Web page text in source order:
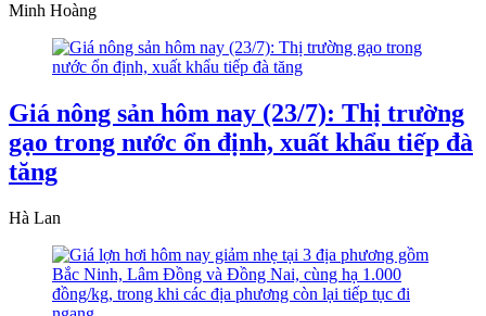
Minh Hoàng
Giá nông sản hôm nay (23/7): Thị trường
gạo trong nước ổn định, xuất khẩu tiếp đà
tăng
Hà Lan